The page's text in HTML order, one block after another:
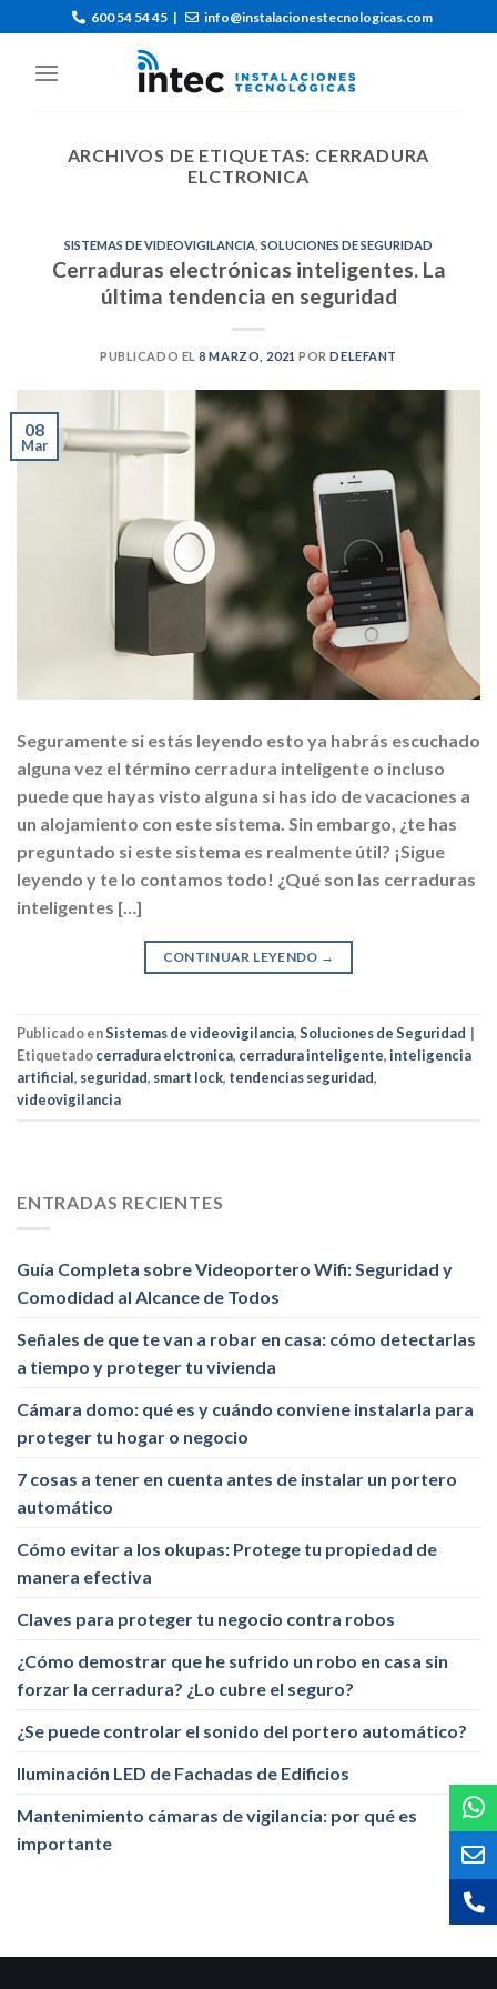
600 54 54 45 | info@instalacionestecnologicas.com
ARCHIVOS DE ETIQUETAS: CERRADURA
ELCTRONICA
SISTEMAS DE VIDEOVIGILANCIA SOLUCIONES DE SEGURIDAD
Cerraduras electrónicas inteligentes. La
última tendencia en seguridad
PUBLICADO EL8 MARZO, 2021 PORDELEFANT
08
Mar
Seguramente si estás leyendo esto ya habrás escuchado
alguna vez el término cerradura inteligente o incluso
puede que hayas visto alguna si has ido de vacaciones a
un alojamiento con este sistema. Sin embargo, ¿te has
preguntado si este sistema es realmente útil? ¡Sigue
leyendo y te lo contamos todo! ¿Qué son las cerraduras
inteligentes […]
CONTINUAR LEYENDO →
Publicado enSistemas de videovigilancia,Soluciones de Seguridad |
Etiquetadocerradura elctronica, cerradura inteligente,inteligencia
artificial, seguridad, smart lock, tendencias seguridad,
videovigilancia
ENTRADAS RECIENTES
Guía Completa sobre Videoportero Wifi: Seguridad y
Comodidad al Alcance de Todos
Señales de que te van a robar en casa: cómo detectarlas
a tiempo y proteger tu vivienda
Cámara domo: qué es y cuándo conviene instalarla para
proteger tu hogar o negocio
7 cosas a tener en cuenta antes de instalar un portero
automático
Cómo evitar a los okupas: Protege tu propiedad de
manera efectiva
Claves para proteger tu negocio contra robos
¿Cómo demostrar que he sufrido un robo en casa sin
forzar la cerradura? ¿Lo cubre el seguro?
¿Se puede controlar el sonido del portero automático?
Iluminación LED de Fachadas de Edificios
Mantenimiento cámaras de vigilancia: por qué es
importante